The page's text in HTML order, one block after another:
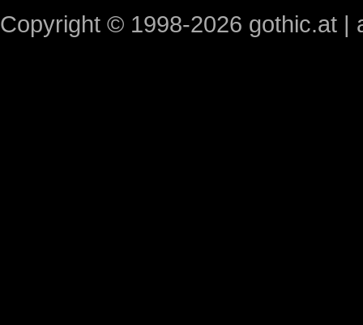
Copyright © 1998-2026 gothic.at |